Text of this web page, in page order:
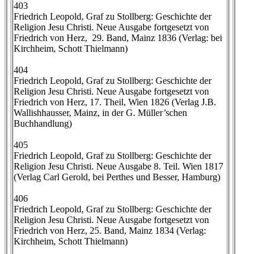
403
Friedrich Leopold, Graf zu Stollberg: Geschichte der
Religion Jesu Christi. Neue Ausgabe fortgesetzt von
Friedrich von Herz, 29. Band, Mainz 1836 (Verlag: bei
Kirchheim, Schott Thielmann)
404
Friedrich Leopold, Graf zu Stollberg: Geschichte der
Religion Jesu Christi. Neue Ausgabe fortgesetzt von
Friedrich von Herz, 17. Theil, Wien 1826 (Verlag J.B.
Wallishhausser, Mainz, in der G. Müller’schen
Buchhandlung)
405
Friedrich Leopold, Graf zu Stollberg: Geschichte der
Religion Jesu Christi. Neue Ausgabe 8. Teil. Wien 1817
(Verlag Carl Gerold, bei Perthes und Besser, Hamburg)
406
Friedrich Leopold, Graf zu Stollberg: Geschichte der
Religion Jesu Christi. Neue Ausgabe fortgesetzt von
Friedrich von Herz, 25. Band, Mainz 1834 (Verlag:
Kirchheim, Schott Thielmann)